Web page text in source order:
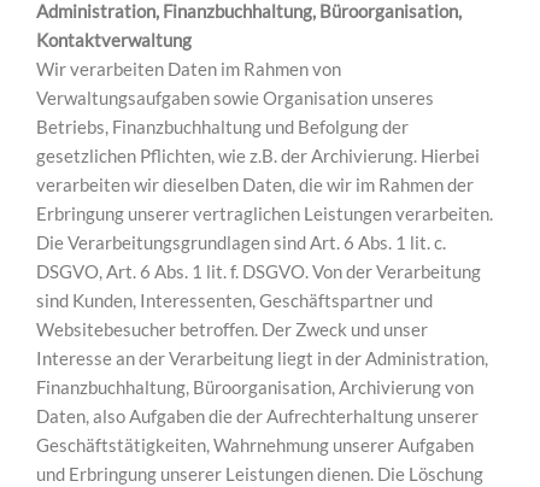
Administration, Finanzbuchhaltung, Büroorganisation,
Kontaktverwaltung
Wir verarbeiten Daten im Rahmen von
Verwaltungsaufgaben sowie Organisation unseres
Betriebs, Finanzbuchhaltung und Befolgung der
gesetzlichen Pflichten, wie z.B. der Archivierung. Hierbei
verarbeiten wir dieselben Daten, die wir im Rahmen der
Erbringung unserer vertraglichen Leistungen verarbeiten.
Die Verarbeitungsgrundlagen sind Art. 6 Abs. 1 lit. c.
DSGVO, Art. 6 Abs. 1 lit. f. DSGVO. Von der Verarbeitung
sind Kunden, Interessenten, Geschäftspartner und
Websitebesucher betroffen. Der Zweck und unser
Interesse an der Verarbeitung liegt in der Administration,
Finanzbuchhaltung, Büroorganisation, Archivierung von
Daten, also Aufgaben die der Aufrechterhaltung unserer
Geschäftstätigkeiten, Wahrnehmung unserer Aufgaben
und Erbringung unserer Leistungen dienen. Die Löschung